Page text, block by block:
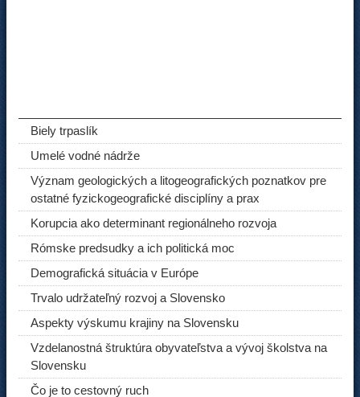
Biely trpaslík
Umelé vodné nádrže
Význam geologických a litogeografických poznatkov pre
ostatné fyzickogeografické disciplíny a prax
Korupcia ako determinant regionálneho rozvoja
Rómske predsudky a ich politická moc
Demografická situácia v Európe
Trvalo udržateľný rozvoj a Slovensko
Aspekty výskumu krajiny na Slovensku
Vzdelanostná štruktúra obyvateľstva a vývoj školstva na
Slovensku
Čo je to cestovný ruch